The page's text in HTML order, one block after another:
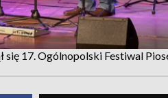
się 17. Ogólnopolski Festiwal